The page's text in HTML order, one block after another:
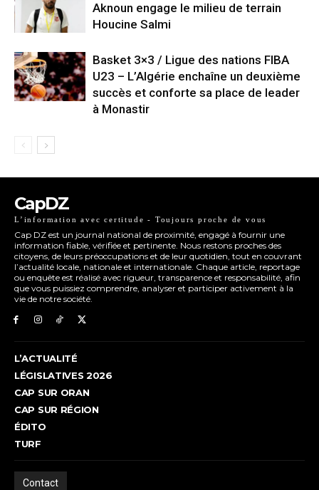
Aknoun engage le milieu de terrain
Houcine Salmi
Basket 3×3 / Ligue des nations FIBA
U23 – L’Algérie enchaîne un deuxième
succès et conforte sa place de leader
à Monastir
CapDZ
L’information avec certitude - Toujours proche de vous
Cap DZ est un journal national de proximité, engagé à fournir une
information fiable, vérifiée et pertinente. Nous restons proches des
citoyens, de leurs préoccupations et de leur quotidien, tout en couvrant
l’actualité locale, nationale et internationale. Chaque article, reportage
ou enquête est réalisé avec rigueur, transparence et responsabilité, afin
que vous puissiez comprendre, analyser et participer activement à la
vie de notre société.
L’ACTUALITÉ
LÉGISLATIVES 2026
CAP SUR ORAN
CAP SUR RÉGION
ÉDITO
TURF
Contact